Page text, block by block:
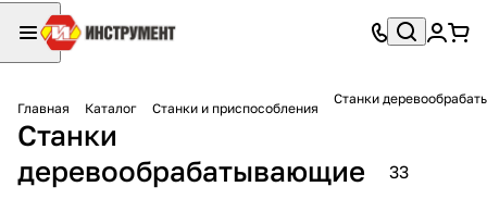
Главная Каталог Станки и приспособления
Станки
Станки
деревообрабатывающие
33